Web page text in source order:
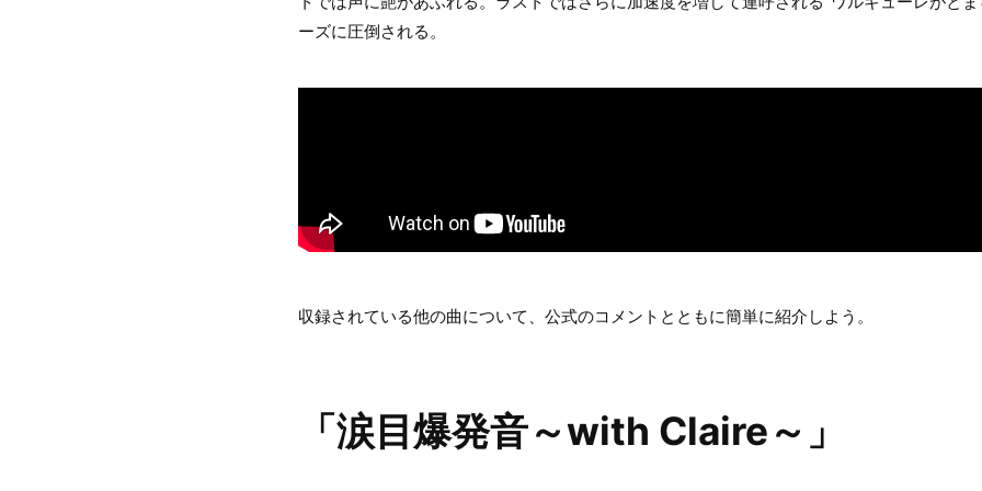
ーズに圧倒される。
収録されている他の曲について、公式のコメントとともに簡単に紹介しよう。
「涙目爆発音～with Claire～」